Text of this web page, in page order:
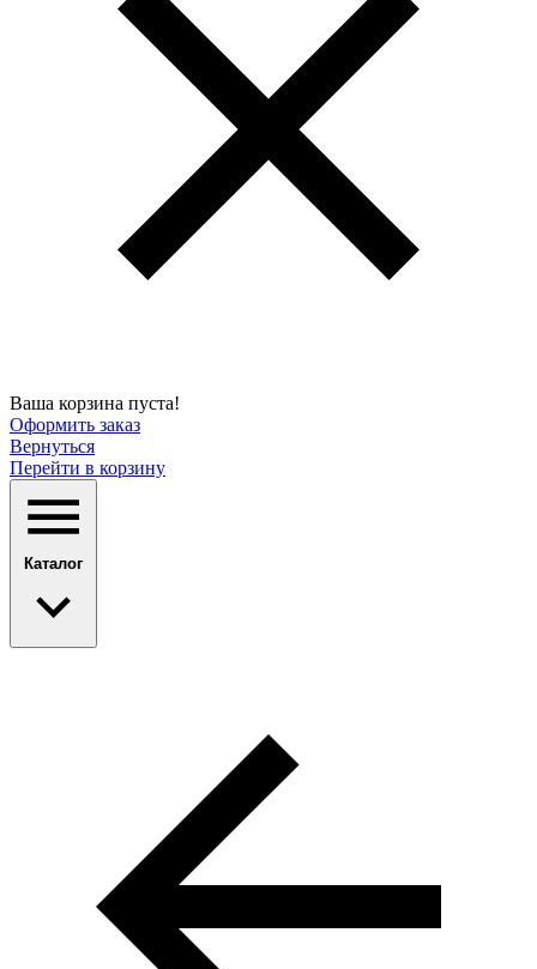
Ваша корзина пуста!
Оформить заказ
Вернуться
Перейти в корзину
Каталог